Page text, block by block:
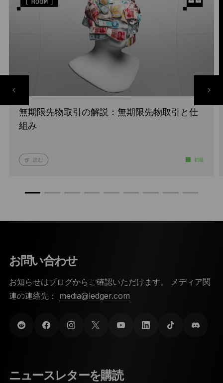
無期限先物取引の解説：無期限先物取引と仕
組み
読む 初級
お問い合わせ
お知らせはブログからご確認いただけます。 メディア関
連の連絡先：
media@ledger.com
ニュースレターを購読